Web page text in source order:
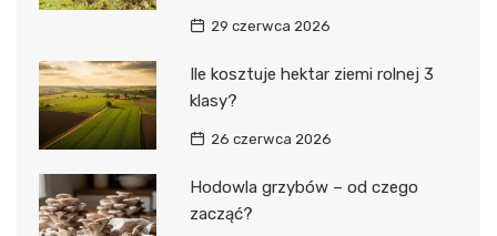
29 czerwca 2026
Ile kosztuje hektar ziemi rolnej 3
klasy?
26 czerwca 2026
Hodowla grzybów – od czego
zacząć?